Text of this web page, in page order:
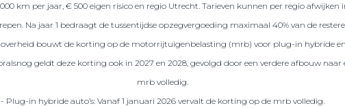
km per jaar, € 500 eigen risico en regio Utrecht. Tarieven kunnen per regio
Na jaar 1 bedraagt de tussentijdse opzegvergoeding maximaal 40% van de
overheid bouwt de korting op de motorrijtuigenbelasting (mrb) voor plug-in hybride en
geldt deze korting ook in 2027 en 2028, gevolgd door een verdere afbouw
mrb volledig.
- Plug-in hybride auto’s: Vanaf 1 januari 2026 vervalt de korting op de mrb volledig.